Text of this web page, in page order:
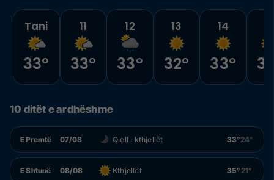
Tani
33°
11
33°
12
33°
13
32°
14
33°
10 ditët e ardhëshme
E Premtë 07/08 Qiell i kthjellët 33°24°
E Shtunë 08/08 Kthjellët 35°21°